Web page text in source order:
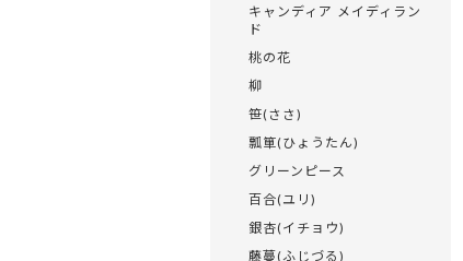
キャンディア メイディラン
ド
桃の花
柳
笹(ささ)
瓢箪(ひょうたん)
グリーンピース
百合(ユリ)
銀杏(イチョウ)
藤蔓(ふじづる)